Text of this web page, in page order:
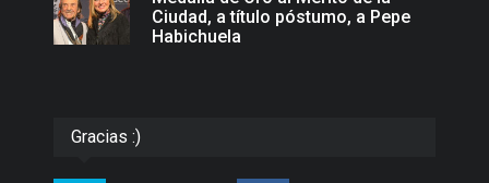
Ciudad, a título póstumo, a Pepe
Habichuela
Gracias :)